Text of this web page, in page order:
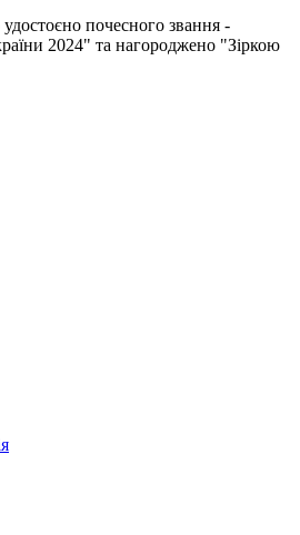
почесного звання -
2024" та нагороджено "Зіркою